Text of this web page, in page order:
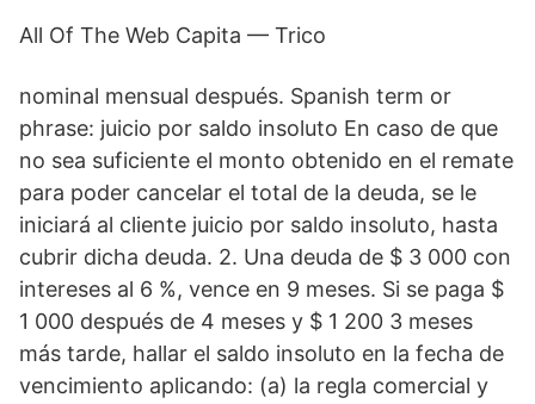
All Of The Web Capita — Trico
nominal mensual después. Spanish term or
phrase: juicio por saldo insoluto En caso de que
no sea suficiente el monto obtenido en el remate
para poder cancelar el total de la deuda, se le
iniciará al cliente juicio por saldo insoluto, hasta
cubrir dicha deuda. 2. Una deuda de $ 3 000 con
intereses al 6 %, vence en 9 meses. Si se paga $
1 000 después de 4 meses y $ 1 200 3 meses
más tarde, hallar el saldo insoluto en la fecha de
vencimiento aplicando: (a) la regla comercial y